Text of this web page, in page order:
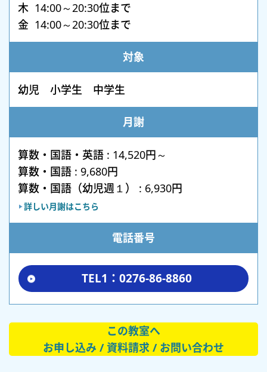
木 14:00～20:30位まで
金 14:00～20:30位まで
対象
幼児 小学生 中学生
月謝
算数・国語・英語 : 14,520円～
算数・国語 : 9,680円
算数・国語（幼児週１） : 6,930円
詳しい月謝はこちら
電話番号
TEL1：0276-86-8860
この教室へ
お申し込み / 資料請求 / お問い合わせ